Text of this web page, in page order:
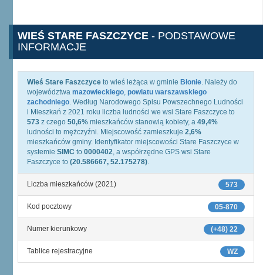
WIEŚ STARE FASZCZYCE - PODSTAWOWE
INFORMACJE
Wieś Stare Faszczyce to wieś leżąca w gminie Błonie. Należy do
województwa mazowieckiego, powiatu warszawskiego
zachodniego. Według Narodowego Spisu Powszechnego Ludności
i Mieszkań z 2021 roku liczba ludności we wsi Stare Faszczyce to
573 z czego 50,6% mieszkańców stanowią kobiety, a 49,4%
ludności to mężczyźni. Miejscowość zamieszkuje 2,6%
mieszkańców gminy. Identyfikator miejscowości Stare Faszczyce w
systemie SIMC to 0000402, a współrzędne GPS wsi Stare
Faszczyce to (20.586667, 52.175278).
573
Liczba mieszkańców (2021)
05-870
Kod pocztowy
(+48) 22
Numer kierunkowy
WZ
Tablice rejestracyjne